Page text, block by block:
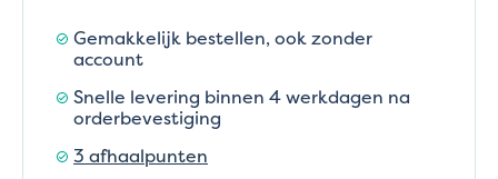
Gemakkelijk bestellen, ook zonder
account
Snelle levering binnen 4 werkdagen na
orderbevestiging
3 afhaalpunten